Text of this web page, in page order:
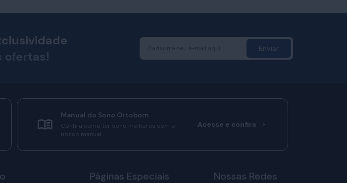
ofertas!
Enviar
Manual do Sono Ortobom
Confira como ter sono melhores com o
nosso manual.
Acesse e confira
Páginas Especiais Nossas Redes